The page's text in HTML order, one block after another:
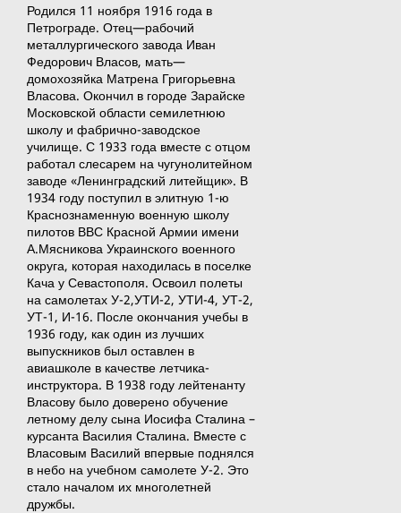
Родился 11 ноября 1916 года в
Петрограде. Отец—рабочий
металлургического завода Иван
Федорович Власов, мать—
домохозяйка Матрена Григорьевна
Власова. Окончил в городе Зарайске
Московской области семилетнюю
школу и фабрично-заводское
училище. С 1933 года вместе с отцом
работал слесарем на чугунолитейном
заводе «Ленинградский литейщик». В
1934 году поступил в элитную 1-ю
Краснознаменную военную школу
пилотов ВВС Красной Армии имени
А.Мясникова Украинского военного
округа, которая находилась в поселке
Кача у Севастополя. Освоил полеты
на самолетах У-2,УТИ-2, УТИ-4, УТ-2,
УТ-1, И-16. После окончания учебы в
1936 году, как один из лучших
выпускников был оставлен в
авиашколе в качестве летчика-
инструктора. В 1938 году лейтенанту
Власову было доверено обучение
летному делу сына Иосифа Сталина –
курсанта Василия Сталина. Вместе с
Власовым Василий впервые поднялся
в небо на учебном самолете У-2. Это
стало началом их многолетней
дружбы.